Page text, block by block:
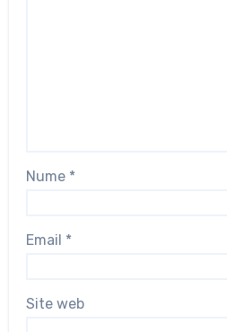
Nume *
Email *
Site web